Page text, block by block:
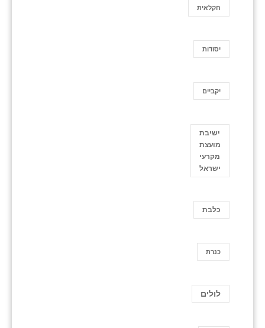
חקלאית
יסודות
יקביים
ישיבת
מועצת
מקרעי
ישראל
כלבת
כנרת
לולים